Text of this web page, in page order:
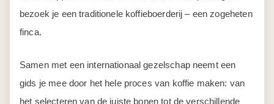
bezoek je een traditionele koffieboerderij – een zogeheten
finca.
Samen met een internationaal gezelschap neemt een
gids je mee door het hele proces van koffie maken: van
het selecteren van de juiste bonen tot de verschillende